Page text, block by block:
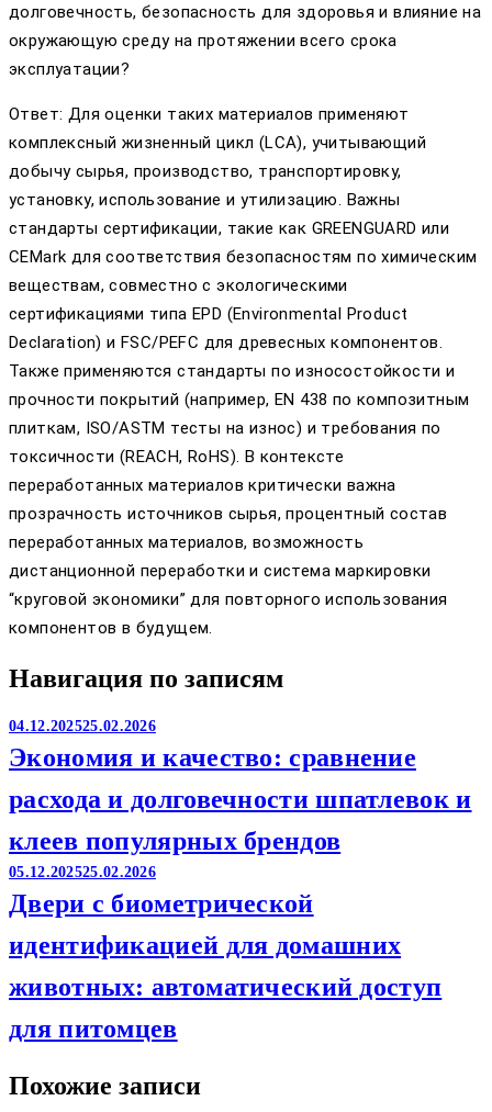
долговечность, безопасность для здоровья и влияние на
окружающую среду на протяжении всего срока
эксплуатации?
Ответ: Для оценки таких материалов применяют
комплексный жизненный цикл (LCA), учитывающий
добычу сырья, производство, транспортировку,
установку, использование и утилизацию. Важны
стандарты сертификации, такие как GREENGUARD или
CEMark для соответствия безопасностям по химическим
веществам, совместно с экологическими
сертификациями типа EPD (Environmental Product
Declaration) и FSC/PEFC для древесных компонентов.
Также применяются стандарты по износостойкости и
прочности покрытий (например, EN 438 по композитным
плиткам, ISO/ASTM тесты на износ) и требования по
токсичности (REACH, RoHS). В контексте
переработанных материалов критически важна
прозрачность источников сырья, процентный состав
переработанных материалов, возможность
дистанционной переработки и система маркировки
“круговой экономики” для повторного использования
компонентов в будущем.
Навигация по записям
04.12.202525.02.2026
Экономия и качество: сравнение
расхода и долговечности шпатлевок и
клеев популярных брендов
05.12.202525.02.2026
Двери с биометрической
идентификацией для домашних
животных: автоматический доступ
для питомцев
Похожие записи